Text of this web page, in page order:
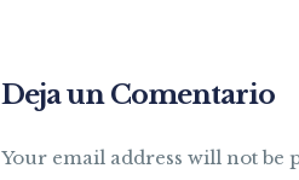
Deja un Comentario
Your email address will not be